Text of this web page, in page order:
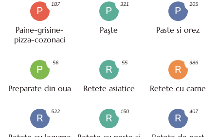
P
Paine-grisine-
pizza-cozonaci
187
P
Paşte
321
P
Paste si orez
205
P
Preparate din oua
56
R
Retete asiatice
55
R
Retete cu carne
386
R
522
R
150
R
407